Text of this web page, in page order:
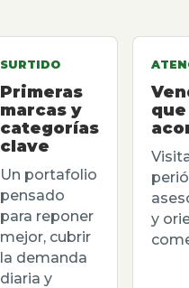
SURTIDO
Primeras
marcas y
categorías
clave
Un portafolio
pensado
para reponer
mejor, cubrir
la demanda
diaria y
que
y